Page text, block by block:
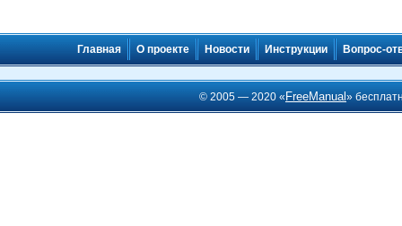
Главная О проекте Новости Инструкции Вопрос-
© 2005 — 2020 « FreeManual»